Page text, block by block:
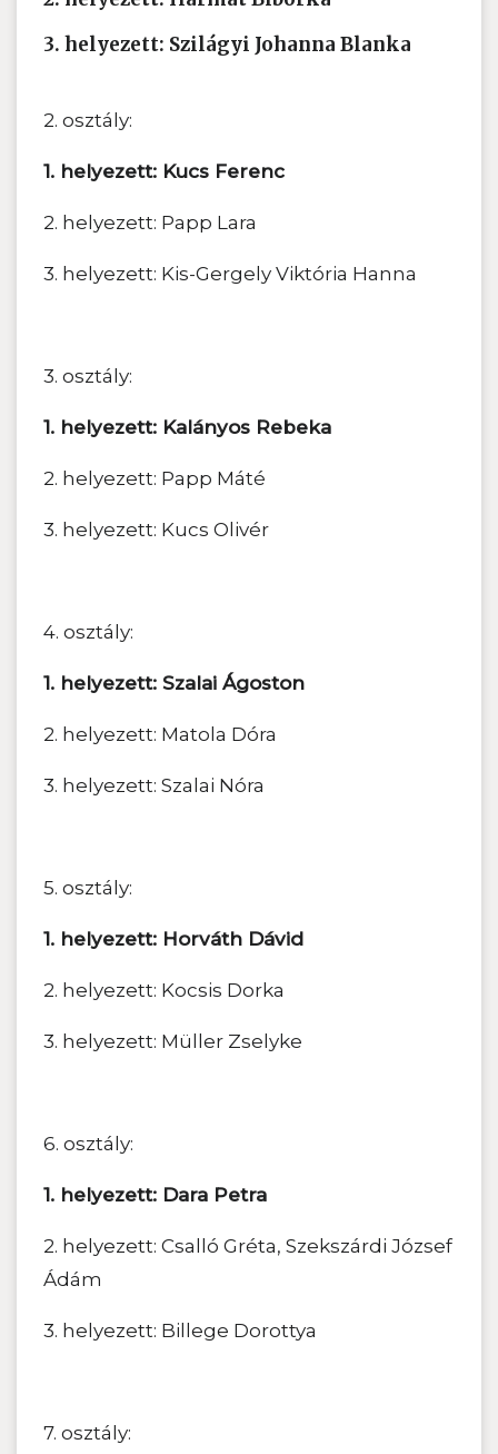
3. helyezett: Szilágyi Johanna Blanka
2. osztály:
1. helyezett: Kucs Ferenc
2. helyezett: Papp Lara
3. helyezett: Kis-Gergely Viktória Hanna
3. osztály:
1. helyezett: Kalányos Rebeka
2. helyezett: Papp Máté
3. helyezett: Kucs Olivér
4. osztály:
1. helyezett: Szalai Ágoston
2. helyezett: Matola Dóra
3. helyezett: Szalai Nóra
5. osztály:
1. helyezett: Horváth Dávid
2. helyezett: Kocsis Dorka
3. helyezett: Müller Zselyke
6. osztály:
1. helyezett: Dara Petra
2. helyezett: Csalló Gréta, Szekszárdi József
Ádám
3. helyezett: Billege Dorottya
7. osztály: